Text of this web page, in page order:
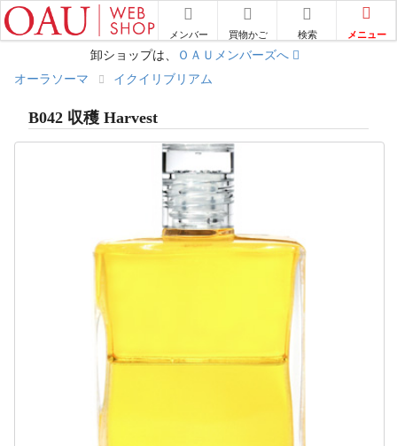
メンバー 買物かご 検索 メニュー
卸ショップは、
ＯＡＵメンバーズへ
オーラソーマ
イクイリブリアム
B042 収穫 Harvest